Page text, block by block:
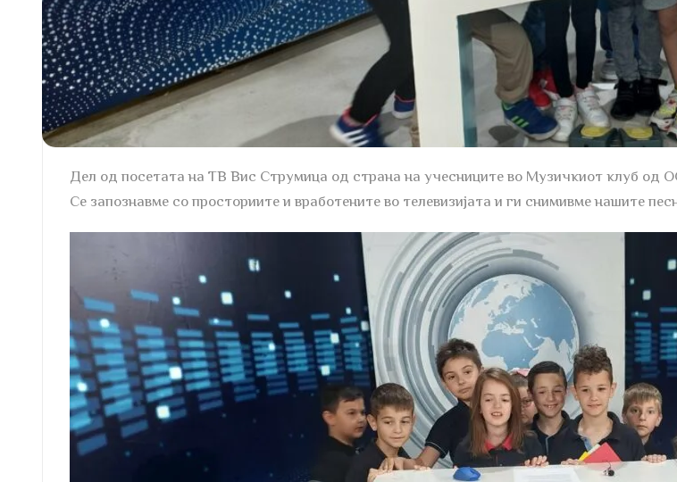
Дел од посетата на ТВ Вис Струмица од страна на учесниците во Музичкиот клуб од
Се запознавме со просториите и вработените во телевизијата и ги снимивме нашите